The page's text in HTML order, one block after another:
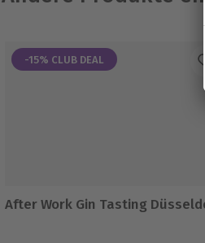
-15% CLUB DEAL
After Work Gin Tasting